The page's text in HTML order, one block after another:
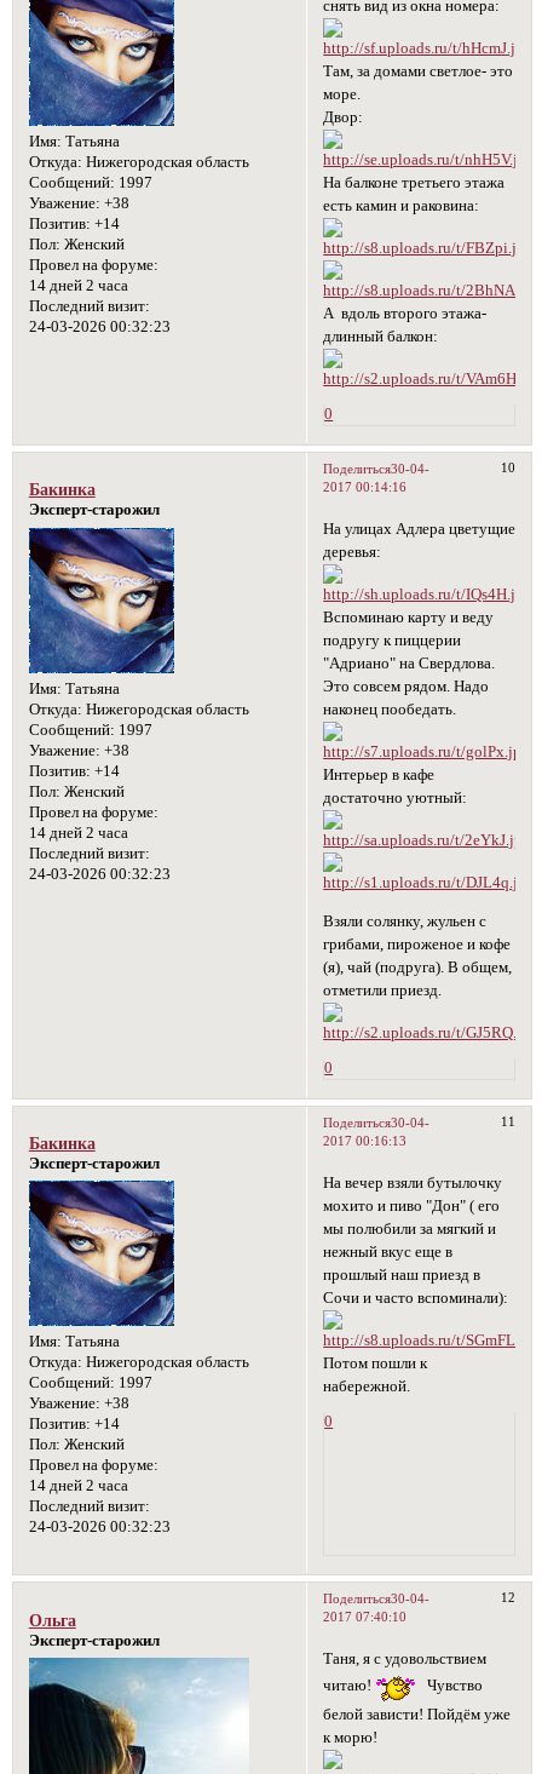
Имя: Татьяна
Откуда: Нижегородская область
Сообщений: 1997
Уважение: +38
Позитив: +14
Пол: Женский
Провел на форуме:
14 дней 2 часа
Последний визит:
24-03-2026 00:32:23
снять вид из окна номера:
Там, за домами светлое- это
море.
Двор:
На балконе третьего этажа
есть камин и раковина:
А вдоль второго этажа-
длинный балкон:
0
Поделиться 10
30-04-
2017 00:14:16
Бакинка
Эксперт-старожил
Имя: Татьяна
Откуда: Нижегородская область
Сообщений: 1997
Уважение: +38
Позитив: +14
Пол: Женский
Провел на форуме:
14 дней 2 часа
Последний визит:
24-03-2026 00:32:23
На улицах Адлера цветущие
деревья:
Вспоминаю карту и веду
подругу к пиццерии
"Адриано" на Свердлова.
Это совсем рядом. Надо
наконец пообедать.
Интерьер в кафе
достаточно уютный:
Взяли солянку, жульен с
грибами, пироженое и кофе
(я), чай (подруга). В общем,
отметили приезд.
0
Поделиться 11
30-04-
2017 00:16:13
Бакинка
Эксперт-старожил
Имя: Татьяна
Откуда: Нижегородская область
Сообщений: 1997
Уважение: +38
Позитив: +14
Пол: Женский
Провел на форуме:
14 дней 2 часа
Последний визит:
24-03-2026 00:32:23
На вечер взяли бутылочку
мохито и пиво "Дон" ( его
мы полюбили за мягкий и
нежный вкус еще в
прошлый наш приезд в
Сочи и часто вспоминали):
Потом пошли к
набережной.
0
Поделиться 12
30-04-
2017 07:40:10
Ольга
Эксперт-старожил
Таня, я с удовольствием
читаю!
Чувство
белой зависти! Пойдём уже
к морю!